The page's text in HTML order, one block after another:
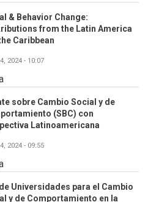
& Behavior Change:
from the Latin America
Caribbean
2024 - 10:07
sobre Cambio Social y de
(SBC) con
Latinoamericana
2024 - 09:55
Universidades para el Cambio
y de Comportamiento en la